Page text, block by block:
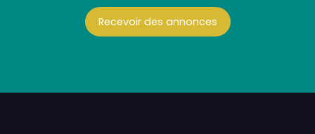
Recevoir des annonces